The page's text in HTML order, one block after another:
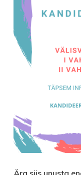
Ära siis unusta